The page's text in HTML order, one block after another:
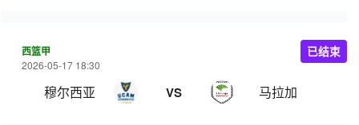
西篮甲
2026-05-17 18:30
穆尔西亚 VS 马拉加
已结束